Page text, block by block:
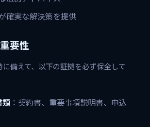
確実な解決策を提供
要性
に備えて、以下の証拠を必ず保全して
類 ：契約書、重要事項説明書、申込